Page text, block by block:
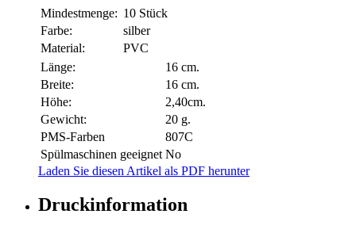
Mindestmenge: 10 Stück
Farbe:
silber
Material:
PVC
Länge:
16 cm.
Breite:
16 cm.
Höhe:
2,40cm.
Gewicht:
20 g.
PMS-Farben
807C
Spülmaschinen geeignet No
Laden Sie diesen Artikel als PDF herunter
Druckinformation